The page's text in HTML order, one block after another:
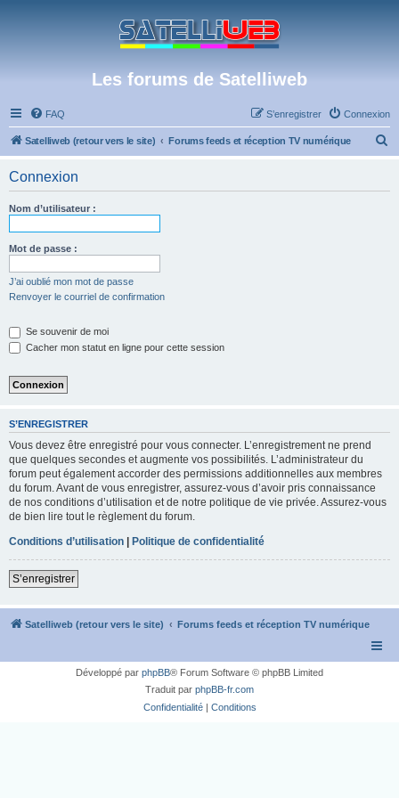
Les forums de Satelliweb
FAQ Connexion
S’enregistrer
Satelliweb (retour vers le site) Forums feeds et réception TV numérique
Connexion
Nom d’utilisateur :
Mot de passe :
J’ai oublié mon mot de passe
Renvoyer le courriel de confirmation
Se souvenir de moi
Cacher mon statut en ligne pour cette session
S’ENREGISTRER
Vous devez être enregistré pour vous connecter. L’enregistrement ne prend
que quelques secondes et augmente vos possibilités. L’administrateur du
forum peut également accorder des permissions additionnelles aux membres
du forum. Avant de vous enregistrer, assurez-vous d’avoir pris connaissance
de nos conditions d’utilisation et de notre politique de vie privée. Assurez-vous
de bien lire tout le règlement du forum.
Conditions d’utilisation | Politique de confidentialité
S’enregistrer
Satelliweb (retour vers le site) Forums feeds et réception TV numérique
Développé par phpBB® Forum Software © phpBB Limited
Traduit par phpBB-fr.com
Confidentialité| Conditions